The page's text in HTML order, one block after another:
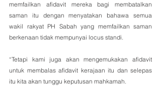
memfailkan afidavit mereka bagi membatalkan
saman itu dengan menyatakan bahawa semua
wakil rakyat PH Sabah yang memfailkan saman
berkenaan tidak mempunyai locus standi.
“Tetapi kami juga akan mengemukakan afidavit
untuk membalas afidavit kerajaan itu dan selepas
itu kita akan tunggu keputusan mahkamah.